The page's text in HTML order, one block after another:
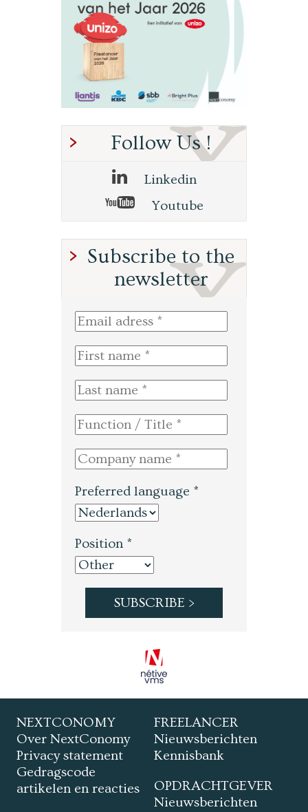
Follow Us !
Linkedin
Youtube
Subscribe to the
newsletter
Preferred language *
Position *
NEXTCONOMY
Over NextConomy
Privacy statement
Gedragscode
artikelen en reacties
FREELANCER
Nieuwsberichten
Kennisbank
OPDRACHTGEVER
Nieuwsberichten